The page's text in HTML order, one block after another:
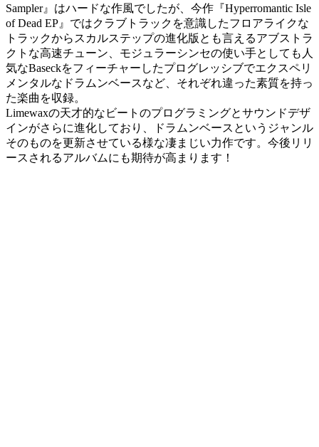
Sampler』はハードな作風でしたが、今作『Hyperromantic Isle
of Dead EP』ではクラブトラックを意識したフロアライクな
トラックからスカルステップの進化版とも言えるアブストラ
クトな高速チューン、モジュラーシンセの使い手としても人
気なBaseckをフィーチャーしたプログレッシブでエクスペリ
メンタルなドラムンベースなど、それぞれ違った素質を持っ
た楽曲を収録。
Limewaxの天才的なビートのプログラミングとサウンドデザ
インがさらに進化しており、ドラムンベースというジャンル
そのものを更新させている様な凄まじい力作です。今後リリ
ースされるアルバムにも期待が高まります！